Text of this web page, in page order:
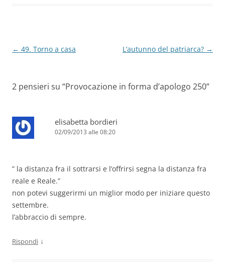
Navigazione
← 49. Torno a casa L’autunno del patriarca? →
2 pensieri su “Provocazione in forma d’apologo 250”
elisabetta bordieri
02/09/2013 alle 08:20
” la distanza fra il sottrarsi e l’offrirsi segna la distanza fra
reale e Reale.”
non potevi suggerirmi un miglior modo per iniziare questo
settembre.
l’abbraccio di sempre.
Rispondi ↓